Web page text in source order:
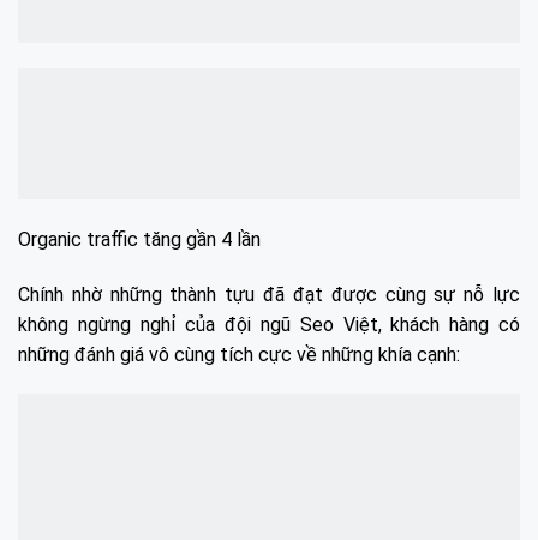
Organic traffic tăng gần 4 lần
Chính nhờ những thành tựu đã đạt được cùng sự nỗ lực
không ngừng nghỉ của đội ngũ Seo Việt, khách hàng có
những đánh giá vô cùng tích cực về những khía cạnh: